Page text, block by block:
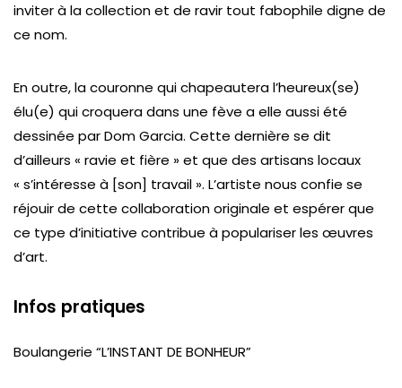
inviter à la collection et de ravir tout fabophile digne de
ce nom.
En outre, la couronne qui chapeautera l’heureux(se)
élu(e) qui croquera dans une fève a elle aussi été
dessinée par Dom Garcia. Cette dernière se dit
d’ailleurs « ravie et fière » et que des artisans locaux
« s’intéresse à [son] travail ». L’artiste nous confie se
réjouir de cette collaboration originale et espérer que
ce type d’initiative contribue à populariser les œuvres
d’art.
Infos pratiques
Boulangerie “L’INSTANT DE BONHEUR”